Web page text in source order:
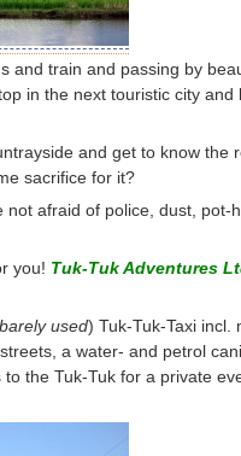
and train and passing by
in the next touristic city and
and get to know the
sacrifice for it?
not afraid of police, dust, pot-
you! Tuk-Tuk Adventures
barely used) Tuk-Tuk-Taxi incl.
a water- and petrol
the Tuk-Tuk for a private